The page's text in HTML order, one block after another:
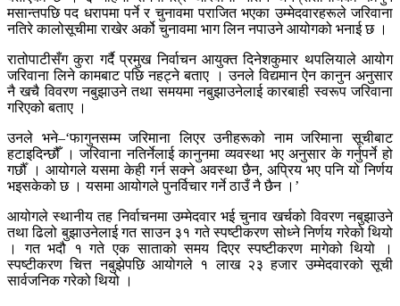
मसान्तपछि पद धरापमा पर्ने र चुनावमा पराजित भएका उम्मेदवारहरूले जरिवाना
नतिरे कालोसूचीमा राखेर अर्को चुनावमा भाग लिन नपाउने आयोगको भनाई छ ।
रातोपाटीसँग कुरा गर्दै प्रमुख निर्वाचन आयुक्त दिनेशकुमार थपलियाले आयोग
जरिवाना लिने कामबाट पछि नहट्ने बताए । उनले विद्यमान ऐन कानुन अनुसार
नै खचै विवरण नबुझाउने तथा समयमा नबुझाउनेलाई कारबाही स्वरूप जरिवाना
गरिएको बताए ।
उनले भने–‘फागुनसम्म जरिमाना लिएर उनीहरूको नाम जरिमाना सूचीबाट
हटाइदिन्छौँ । जरिवाना नतिर्नेलाई कानुनमा व्यवस्था भए अनुसार के गर्नुपर्ने हो
गर्छौँ । आयोगले यसमा केही गर्न सक्ने अवस्था छैन, अप्रिय भए पनि यो निर्णय
भइसकेको छ । यसमा आयोगले पुनर्विचार गर्ने ठाउँ नै छैन ।’
आयोगले स्थानीय तह निर्वाचनमा उम्मेदवार भई चुनाव खर्चको विवरण नबुझाउने
तथा ढिलो बुझाउनेलाई गत साउन ३१ गते स्पष्टीकरण सोध्ने निर्णय गरेको थियो
। गत भदौ १ गते एक साताको समय दिएर स्पष्टीकरण मागेको थियो ।
स्पष्टीकरण चित्त नबुझेपछि आयोगले १ लाख २३ हजार उम्मेदवारको सूची
सार्वजनिक गरेको थियो ।